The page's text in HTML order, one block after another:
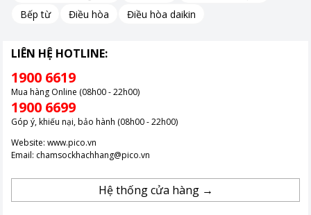
chất âm sẽ ít biến dạng hơn, giúp lời thoại hoặc giọng hát rõ
Bếp từ
Điều hòa Điều hòa daikin
LIÊN HỆ HOTLINE:
1900 6619
Mua hàng Online (08h00 - 22h00)
1900 6699
Góp ý, khiếu nại, bảo hành (08h00 - 22h00)
Website: www.pico.vn
Email: chamsockhachhang@pico.vn
Hệ thống cửa hàng →